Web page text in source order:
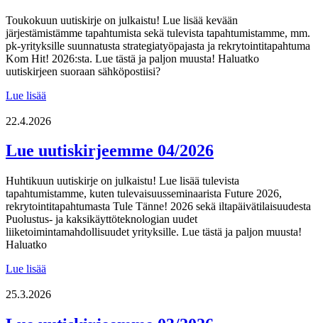
Toukokuun uutiskirje on julkaistu! Lue lisää kevään
järjestämistämme tapahtumista sekä tulevista tapahtumistamme, mm.
pk-yrityksille suunnatusta strategiatyöpajasta ja rekrytointitapahtuma
Kom Hit! 2026:sta. Lue tästä ja paljon muusta! Haluatko
uutiskirjeen suoraan sähköpostiisi?
Lue lisää
05/2026
22.4.2026
Lue uutiskirjeemme 04/2026
Huhtikuun uutiskirje on julkaistu! Lue lisää tulevista
tapahtumistamme, kuten tulevaisuusseminaarista Future 2026,
rekrytointitapahtumasta Tule Tänne! 2026 sekä iltapäivätilaisuudesta
Puolustus- ja kaksikäyttöteknologian uudet
liiketoimintamahdollisuudet yrityksille. Lue tästä ja paljon muusta!
Haluatko
Lue lisää
04/2026
25.3.2026